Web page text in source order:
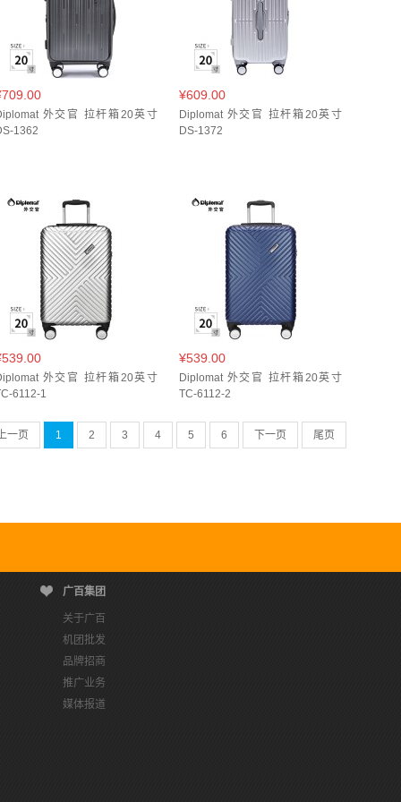
外交官 拉杆箱20英寸
1362
¥609.00
Diplomat 外交官 拉杆箱20英寸
DS-1372
外交官 拉杆箱20英寸
6112-1
¥539.00
Diplomat 外交官 拉杆箱20英寸
TC-6112-2
一页 1 2 3 4 5 6 下一页 尾页
广百集团
关于广百
机团批发
品牌招商
推广业务
媒体报道